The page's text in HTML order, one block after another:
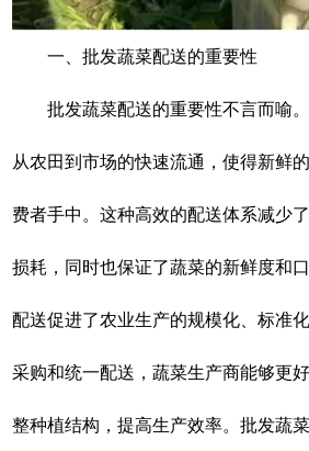
一、批发蔬菜配送的重要性
批发蔬菜配送的重要性不言而喻
从农田到市场的快速流通，使得新鲜
费者手中。这种高效的配送体系减少
损耗，同时也保证了蔬菜的新鲜度和
配送促进了农业生产的规模化、标准
采购和统一配送，蔬菜生产商能够更
整种植结构，提高生产效率。批发蔬